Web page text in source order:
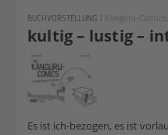
kultig – lustig –
BUCHVORSTELLUNG | Känguru-
Es ist ich-bezogen, es ist